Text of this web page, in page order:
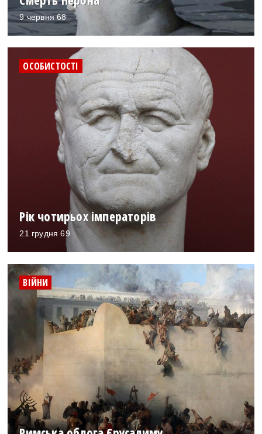
9 червня 68
ОСОБИСТОСТІ
Рік чотирьох імператорів
21 грудня 69
ВІЙНИ